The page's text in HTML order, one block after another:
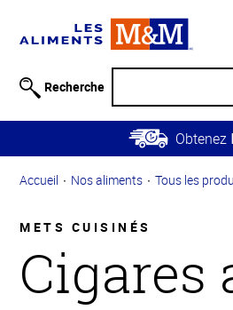
relative à
Passer
contenu
Retour à
principale
Recherche
Obtenez
Accueil Nos aliments Tous les
METS CUISINÉS
Cigares